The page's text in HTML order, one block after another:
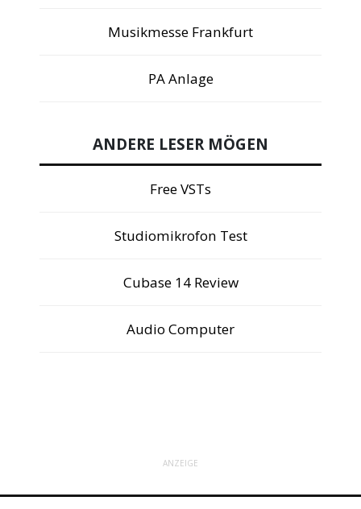
Musikmesse Frankfurt
PA Anlage
ANDERE LESER MÖGEN
Free VSTs
Studiomikrofon Test
Cubase 14 Review
Audio Computer
ANZEIGE